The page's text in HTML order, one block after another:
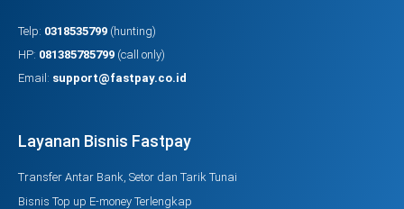
Telp: 0318535799 (hunting)
HP: 081385785799 (call only)
Email: support@fastpay.co.id
Layanan Bisnis Fastpay
Transfer Antar Bank, Setor dan Tarik Tunai
Bisnis Top up E-money Terlengkap